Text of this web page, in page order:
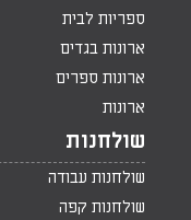
ספריות לבית
ארונות בגדים
ארונות ספרים
ארונות
שולחנות
שולחנות עבודה
שולחנות קפה